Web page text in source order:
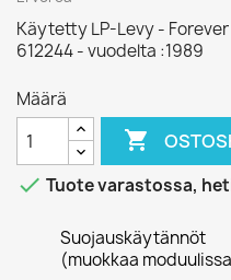
Käytetty LP-Levy - Forever
612244 - vuodelta :1989
Määrä

 Tuote varastossa,
Suojauskäytännöt
(muokkaa